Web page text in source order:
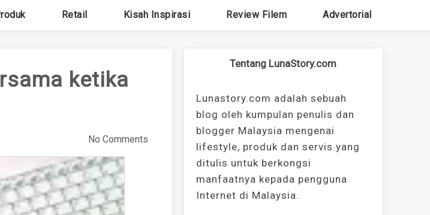
Retail Kisah Inspirasi Review Filem Advertorial
ketika
No Comments
Tentang LunaStory.com
Lunastory.com adalah sebuah
blog oleh kumpulan penulis dan
blogger Malaysia mengenai
lifestyle, produk dan servis yang
ditulis untuk berkongsi
manfaatnya kepada pengguna
Internet di Malaysia.